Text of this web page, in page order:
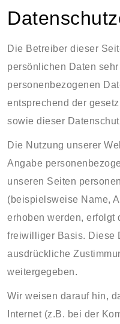
Die Betreiber dieser
persönlichen Daten
personenbezogenen
entsprechend der
sowie dieser
Die Nutzung unserer
Angabe
unseren Seiten
(beispielsweise Name,
erhoben werden, erfolgt
freiwilliger Basis. Diese
ausdrückliche
weitergegeben.
Wir weisen darauf hin,
Internet (z.B. bei der